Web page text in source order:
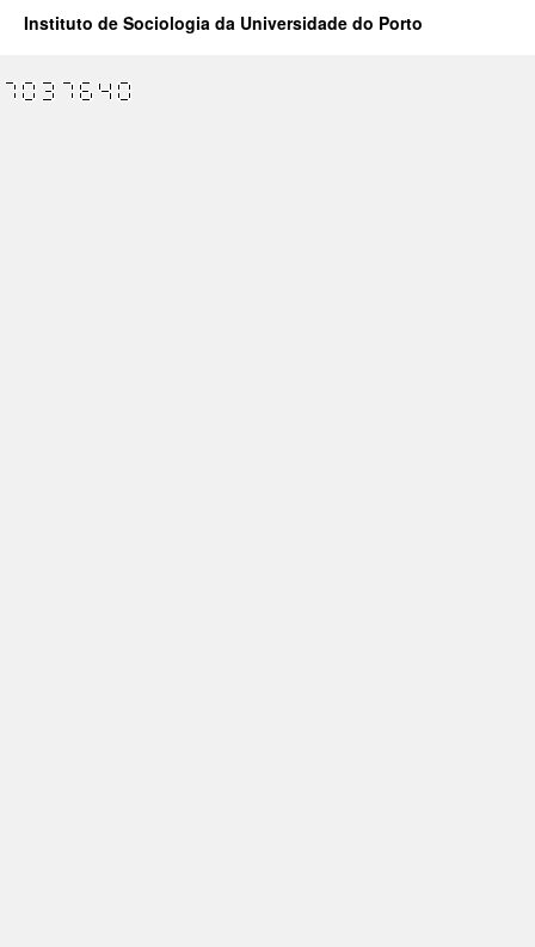
Instituto de Sociologia da Universidade do Porto